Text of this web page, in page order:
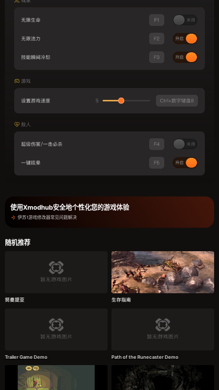
使用Xmodhub安全地个性化您的游戏体验
伊苏1游戏修改器常见问题解决
随机推荐
努曼提亚 生存指南
Trailer Game Demo Path of the Runecaster Demo